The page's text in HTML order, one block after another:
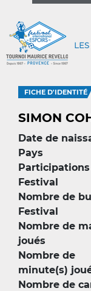
FICHE D'IDENTITÉ
SIMON
Date de
Pays
Participations
Festival
Nombre de
Festival
Nombre de
joués
Nombre de
minute(s)
Nombre de